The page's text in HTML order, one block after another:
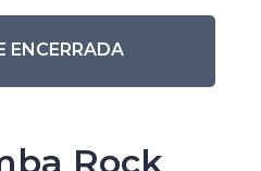
ENCERRADA
Rock